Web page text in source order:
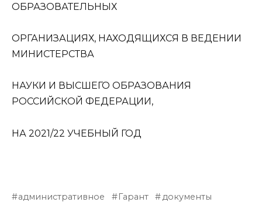
ОБРАЗОВАТЕЛЬНЫХ
ОРГАНИЗАЦИЯХ, НАХОДЯЩИХСЯ В ВЕДЕНИИ
МИНИСТЕРСТВА
НАУКИ И ВЫСШЕГО ОБРАЗОВАНИЯ
РОССИЙСКОЙ ФЕДЕРАЦИИ,
НА 2021/22 УЧЕБНЫЙ ГОД
административное Гарант
документы